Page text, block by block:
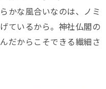
かな風合いなのは、ノミ
ているから。神社仏閣の
だからこそできる繊細さ